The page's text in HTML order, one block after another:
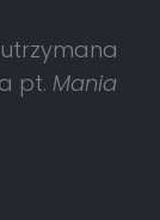
pt. Mania